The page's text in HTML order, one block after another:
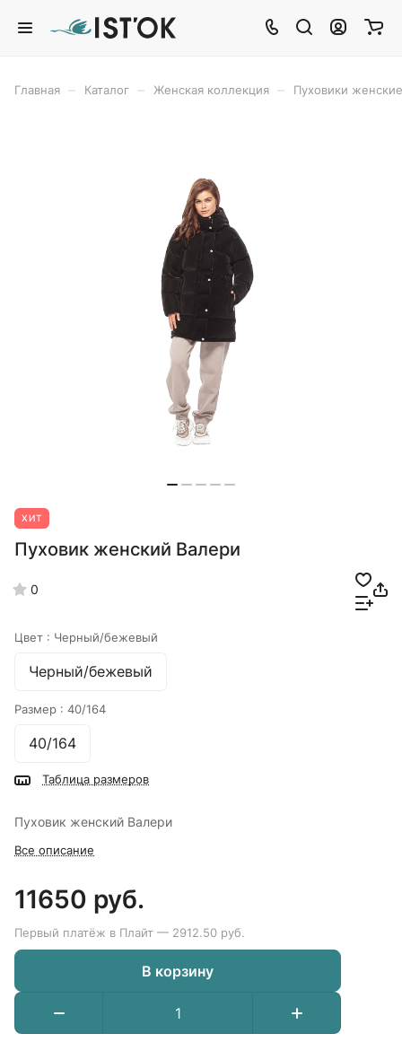
Главная Каталог Женская коллекция Пуховики женские
ХИТ
Пуховик женский Валери
0
Цвет : Черный/бежевый
Черный/бежевый
Размер : 40/164
40/164
Таблица размеров
Пуховик женский Валери
Все описание
11650 руб.
Первый платёж в Плайт — 2912.50 руб.
В корзину